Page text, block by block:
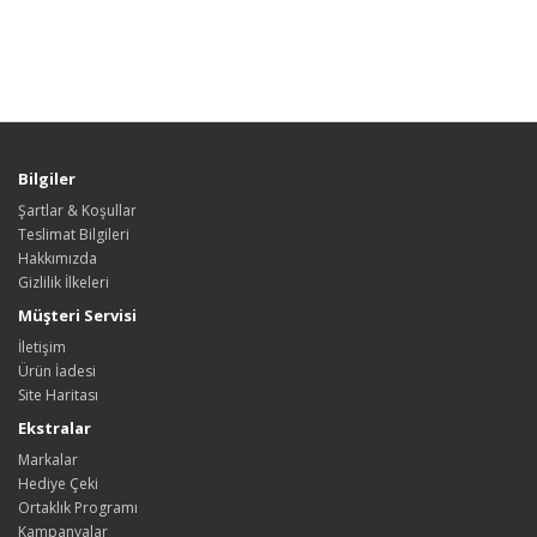
Bilgiler
Şartlar & Koşullar
Teslimat Bilgileri
Hakkımızda
Gizlilik İlkeleri
Müşteri Servisi
İletişim
Ürün İadesi
Site Haritası
Ekstralar
Markalar
Hediye Çeki
Ortaklık Programı
Kampanyalar